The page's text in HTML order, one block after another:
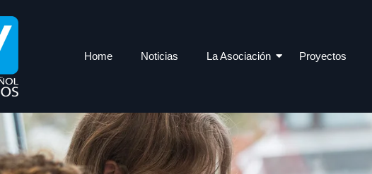
Home Noticias La Asociación Proyectos